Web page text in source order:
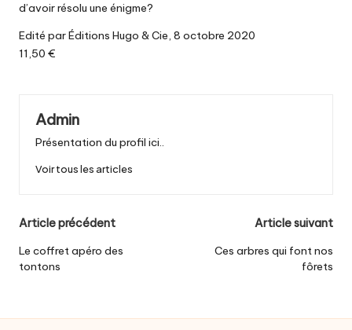
d’avoir résolu une énigme?
Edité par Éditions Hugo & Cie, 8 octobre 2020
11,50 €
Admin
Présentation du profil ici..
Voir tous les articles
Post
navigation
Article précédent
Le coffret apéro des
tontons
Article suivant
Ces arbres qui font nos
fôrets